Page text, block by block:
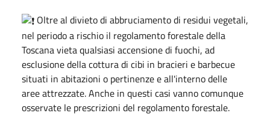
Oltre al divieto di abbruciamento di residui vegetali,
nel periodo a rischio il regolamento forestale della
Toscana vieta qualsiasi accensione di fuochi, ad
esclusione della cottura di cibi in bracieri e barbecue
situati in abitazioni o pertinenze e all'interno delle
aree attrezzate. Anche in questi casi vanno comunque
osservate le prescrizioni del regolamento forestale.